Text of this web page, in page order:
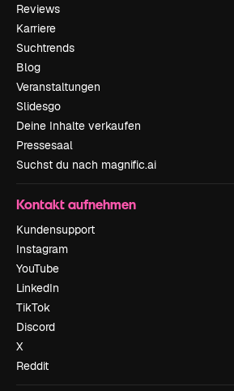
Reviews
Karriere
Suchtrends
Blog
Veranstaltungen
Slidesgo
Deine Inhalte verkaufen
Pressesaal
Suchst du nach magnific.ai
Kontakt aufnehmen
Kundensupport
Instagram
YouTube
LinkedIn
TikTok
Discord
X
Reddit